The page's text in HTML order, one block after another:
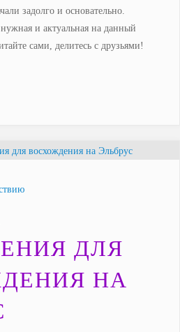
задолго и основательно.
и актуальная на данный
сами, делитесь с друзьями!
ДЛЯ
НА